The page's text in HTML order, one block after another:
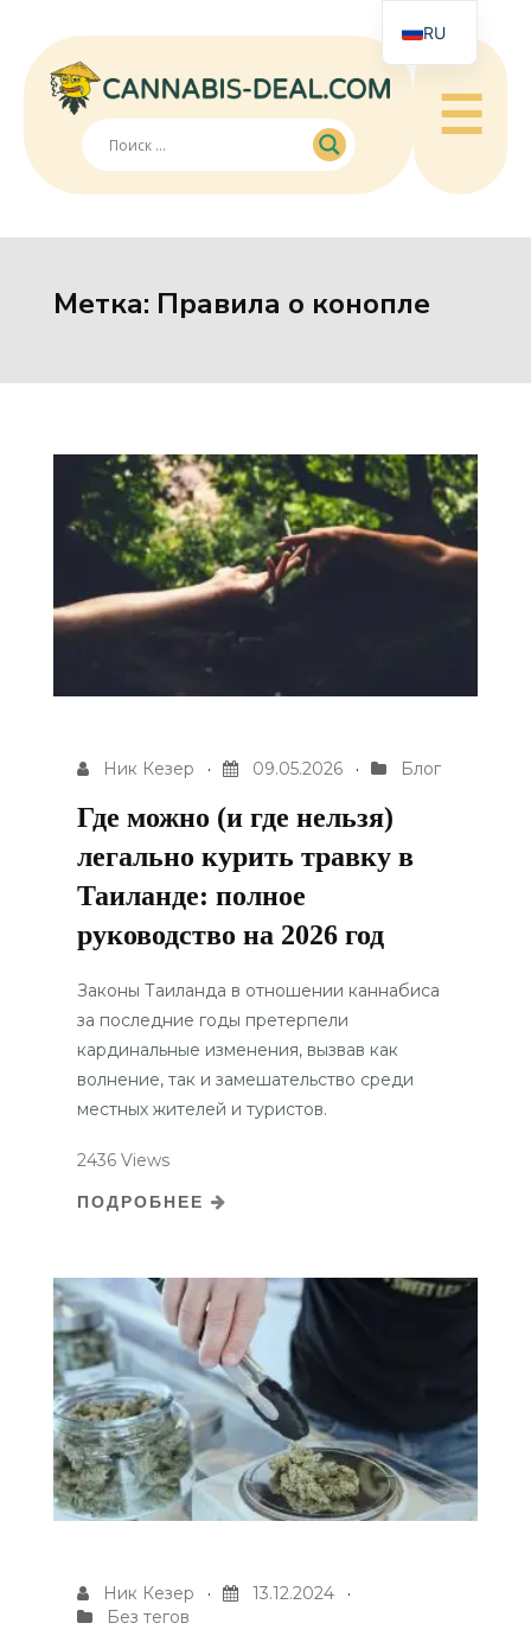
☰
Метка: Правила о конопле
Ник Кезер 09.05.2026 Блог
Где можно (и где нельзя)
легально курить травку в
Таиланде: полное
руководство на 2026 год
Законы Таиланда в отношении каннабиса
за последние годы претерпели
кардинальные изменения, вызвав как
волнение, так и замешательство среди
местных жителей и туристов.
2436 Views
ПОДРОБНЕЕ
Ник Кезер
13.12.2024
Без тегов
RU